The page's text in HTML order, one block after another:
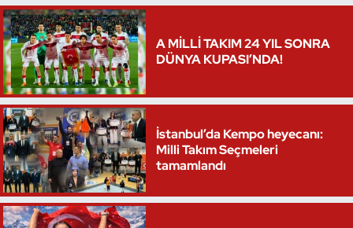
A MİLLİ TAKIM 24 YIL SONRA
DÜNYA KUPASI’NDA!
İstanbul’da Kempo heyecanı:
Milli Takım Seçmeleri
tamamlandı
Triatlon
Voleybol
Vücut Geliştirme Fitness
Wushu Kungfu
Yelken